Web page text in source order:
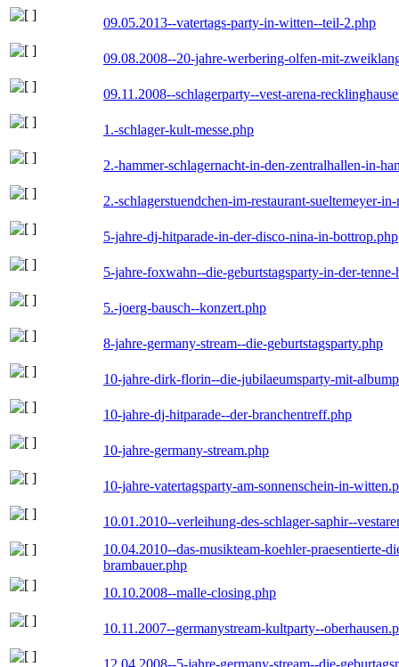
09.05.2013--vatertags-party-in-witten--teil-2.php
09.08.2008--20-jahre-werbering-olfen-mit-
09.11.2008--schlagerparty--vest-arena-
1.-schlager-kult-messe.php
2.-hammer-schlagernacht-in-den-zentralhallen-in-
2.-schlagerstuendchen-im-restaurant-sueltemeyer-
5-jahre-dj-hitparade-in-der-disco-nina-in-bottrop.php
5-jahre-foxwahn--die-geburtstagsparty-in-der-tenne-
5.-joerg-bausch--konzert.php
8-jahre-germany-stream--die-geburtstagsparty.php
10-jahre-dirk-florin--die-jubilaeumsparty-mit-
10-jahre-dj-hitparade--der-branchentreff.php
10-jahre-germany-stream.php
10-jahre-vatertagsparty-am-sonnenschein-in-
10.01.2010--verleihung-des-schlager-saphir--
10.04.2010--das-musikteam-koehler-praesentierte-
brambauer.php
10.10.2008--malle-closing.php
10.11.2007--germanystream-kultparty--
12.04.2008--5-jahre-germany-stream--die-